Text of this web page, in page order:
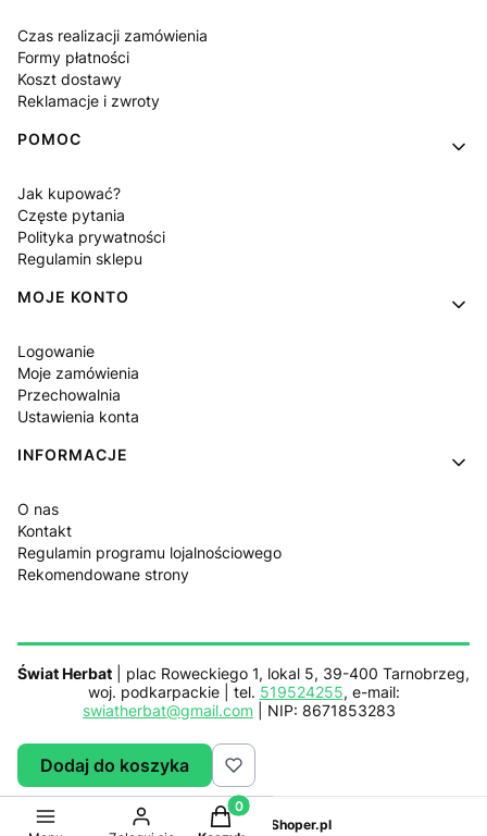
Czas realizacji zamówienia
Formy płatności
Koszt dostawy
Reklamacje i zwroty
POMOC
Jak kupować?
Częste pytania
Polityka prywatności
Regulamin sklepu
MOJE KONTO
Logowanie
Moje zamówienia
Przechowalnia
Ustawienia konta
INFORMACJE
O nas
Kontakt
Regulamin programu lojalnościowego
Rekomendowane strony
Świat Herbat | plac Roweckiego 1, lokal 5, 39-400 Tarnobrzeg,
woj. podkarpackie | tel. 519524255, e-mail:
swiatherbat@gmail.com | NIP: 8671853283
Sklep działa z pomocąNetplace.com.pl
Sklep internetowy Shoper.pl
Dodaj do koszyka
Produkty w koszyku: 0. Zobacz